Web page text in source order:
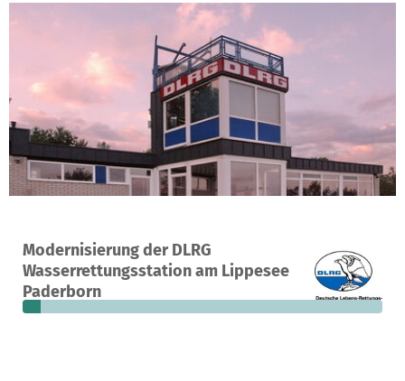
Modernisierung der DLRG
Wasserrettungsstation am Lippesee
Paderborn
Ein Projekt in Paderborn, Deutschland
12
Spenden
5 % 11.375 €
fehlen noch